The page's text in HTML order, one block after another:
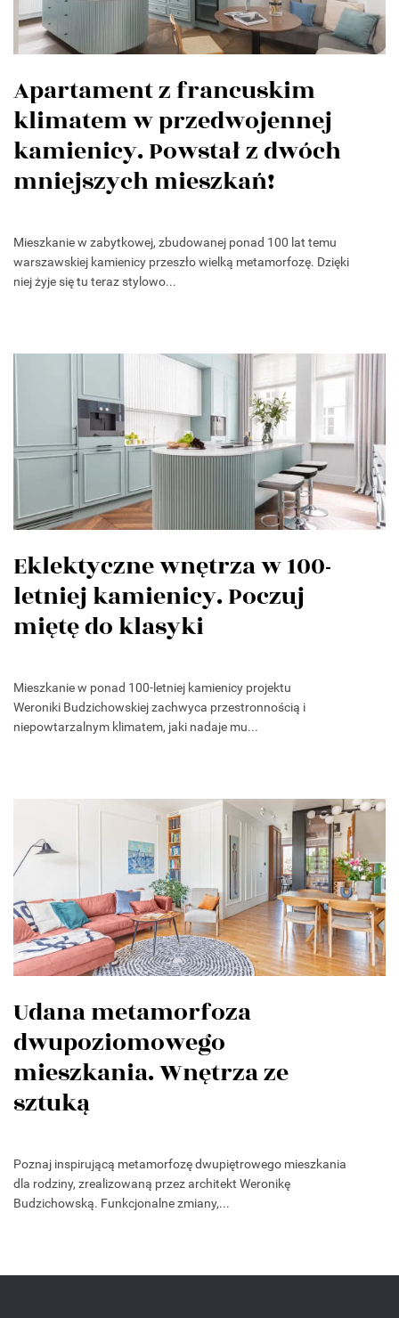
Apartament z francuskim
klimatem w przedwojennej
kamienicy. Powstał z dwóch
mniejszych mieszkań!
Mieszkanie w zabytkowej, zbudowanej ponad 100 lat temu
warszawskiej kamienicy przeszło wielką metamorfozę. Dzięki
niej żyje się tu teraz stylowo...
Eklektyczne wnętrza w 100-
letniej kamienicy. Poczuj
miętę do klasyki
Mieszkanie w ponad 100-letniej kamienicy projektu
Weroniki Budzichowskiej zachwyca przestronnością i
niepowtarzalnym klimatem, jaki nadaje mu...
Udana metamorfoza
dwupoziomowego
mieszkania. Wnętrza ze
sztuką
Poznaj inspirującą metamorfozę dwupiętrowego mieszkania
dla rodziny, zrealizowaną przez architekt Weronikę
Budzichowską. Funkcjonalne zmiany,...